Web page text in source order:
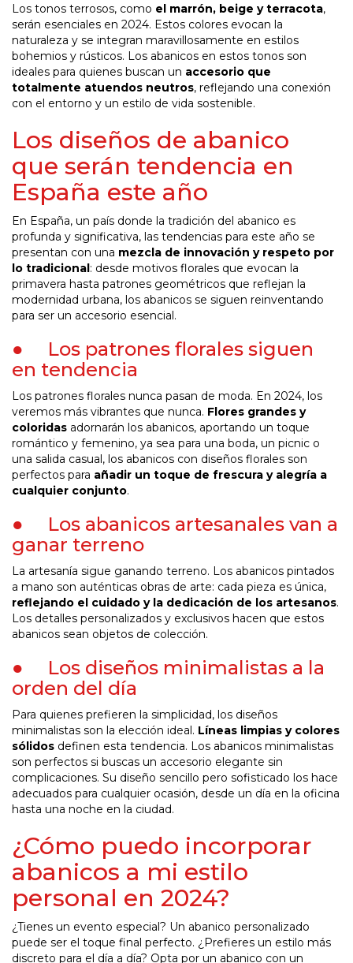
Los tonos terrosos, como el marrón, beige y terracota,
serán esenciales en 2024. Estos colores evocan la
naturaleza y se integran maravillosamente en estilos
bohemios y rústicos. Los abanicos en estos tonos son
ideales para quienes buscan un accesorio que
totalmente atuendos neutros, reflejando una conexión
con el entorno y un estilo de vida sostenible.
Los diseños de abanico
que serán tendencia en
España este año
En España, un país donde la tradición del abanico es
profunda y significativa, las tendencias para este año se
presentan con una mezcla de innovación y respeto por
lo tradicional: desde motivos florales que evocan la
primavera hasta patrones geométricos que reflejan la
modernidad urbana, los abanicos se siguen reinventando
para ser un accesorio esencial.
● Los patrones florales siguen
en tendencia
Los patrones florales nunca pasan de moda. En 2024, los
veremos más vibrantes que nunca. Flores grandes y
coloridas adornarán los abanicos, aportando un toque
romántico y femenino, ya sea para una boda, un picnic o
una salida casual, los abanicos con diseños florales son
perfectos para añadir un toque de frescura y alegría a
cualquier conjunto.
● Los abanicos artesanales van a
ganar terreno
La artesanía sigue ganando terreno. Los abanicos pintados
a mano son auténticas obras de arte: cada pieza es única,
reflejando el cuidado y la dedicación de los artesanos.
Los detalles personalizados y exclusivos hacen que estos
abanicos sean objetos de colección.
● Los diseños minimalistas a la
orden del día
Para quienes prefieren la simplicidad, los diseños
minimalistas son la elección ideal. Líneas limpias y colores
sólidos definen esta tendencia. Los abanicos minimalistas
son perfectos si buscas un accesorio elegante sin
complicaciones. Su diseño sencillo pero sofisticado los hace
adecuados para cualquier ocasión, desde un día en la oficina
hasta una noche en la ciudad.
¿Cómo puedo incorporar
abanicos a mi estilo
personal en 2024?
¿Tienes un evento especial? Un abanico personalizado
puede ser el toque final perfecto. ¿Prefieres un estilo más
discreto para el día a día? Opta por un abanico con un